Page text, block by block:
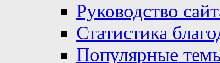
Руководство
Статистика
Популярные